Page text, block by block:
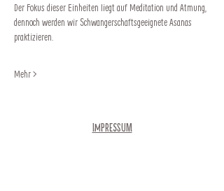
Der Fokus dieser Einheiten liegt auf Meditation und Atmung,
dennoch werden wir Schwangerschaftsgeeignete Asanas
praktizieren.
Mehr >
Impressum